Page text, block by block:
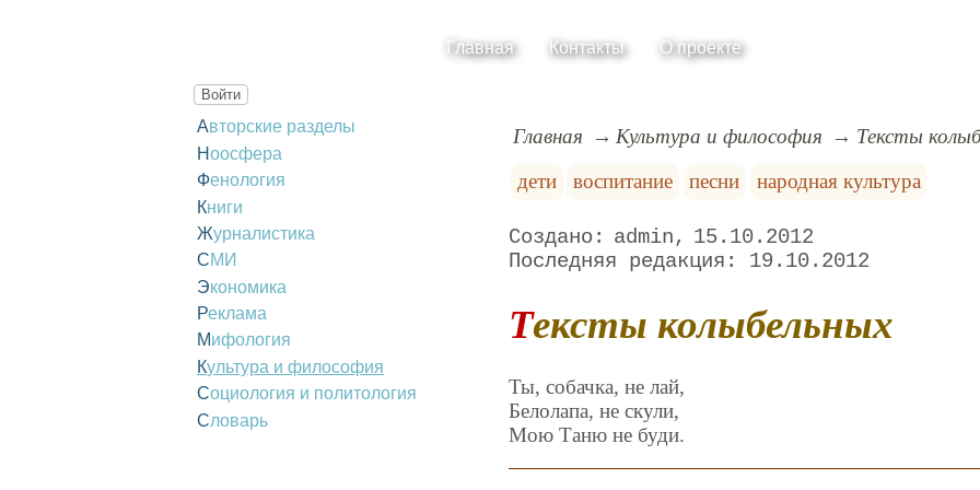
Главная Контакты О проекте
Войти
Авторские разделы
Ноосфера
Фенология
Книги
Журналистика
СМИ
Экономика
Реклама
Мифология
Культура и философия
Социология и политология
Словарь
Главная Культура и философия
Тексты
дети
воспитание песни народная культура
admin
15.10.2012
19.10.2012
Тексты колыбельных
Ты, собачка, не лай,
Белолапа, не скули,
Мою Таню не буди.